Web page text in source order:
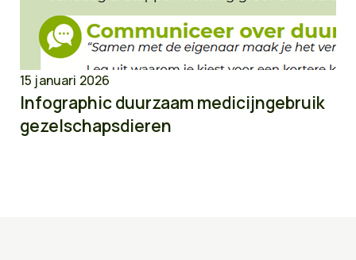
15 januari 2026
Infographic duurzaam medicijngebruik
gezelschapsdieren